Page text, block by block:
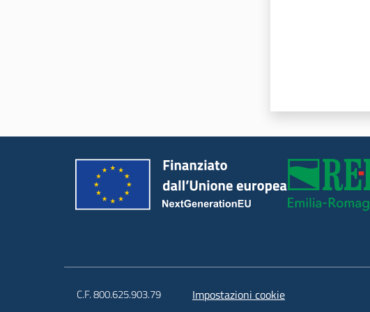
C.F. 800.625.903.79 Impostazioni cookie